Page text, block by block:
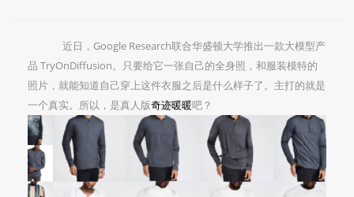
近日，Google Research联合华盛顿大学推出一款大模型产
品 TryOnDiffusion。只要给它一张自己的全身照，和服装模特的
照片，就能知道自己穿上这件衣服之后是什么样子了。主打的就是
一个真实。所以，是真人版奇迹暖暖吧？